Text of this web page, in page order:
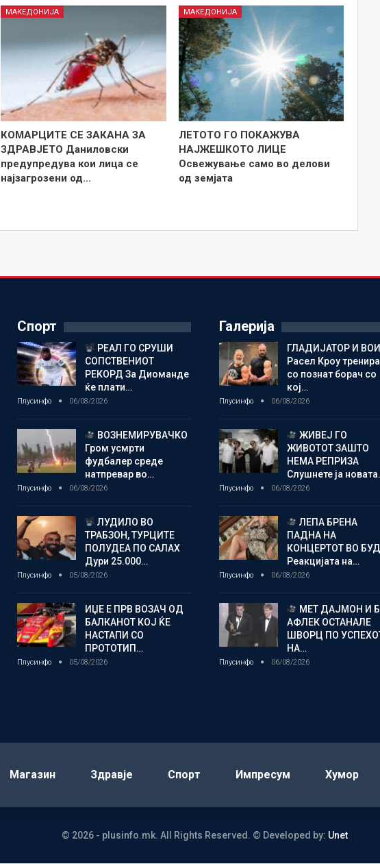
МАКЕДОНИЈА
КОМАРЦИТЕ СЕ ЗАКАНА ЗА
ЗДРАВЈЕТО Даниловски
предупредува кои лица се
најзагрозени од…
МАКЕДОНИЈА
ЛЕТОТО ГО ПОКАЖУВА
НАЈЖЕШКОТО ЛИЦE
Освежување само во делови
од земјата
Спорт
РЕАЛ ГО СРУШИ
СОПСТВЕНИОТ
РЕКОРД За Диоманде
ќе плати…
Плусинфо 06/08/2026
ВОЗНЕМИРУВАЧКО
Гром усмрти
фудбалер среде
натпревар во…
Плусинфо 06/08/2026
ЛУДИЛО ВО
ТРАБЗОН, ТУРЦИТЕ
ПОЛУДЕА ПО САЛАХ
Дури 25.000…
Плусинфо 05/08/2026
ИЏЕ Е ПРВ ВОЗАЧ ОД
БАЛКАНОТ КОЈ ЌЕ
НАСТАПИ СО
ПРОТОТИП…
Плусинфо 05/08/2026
Галерија
ГЛАДИЈАТОР И
Расел Кроу тренира
со познат борач со
кој…
Плусинфо 06/08/2026
ЖИВЕЈ ГО
ЖИВОТОТ ЗАШТО
НЕМА РЕПРИЗА
Слушнете ја
Плусинфо 06/08/2026
ЛЕПА БРЕНА
ПАДНА НА
КОНЦЕРТОТ ВО
Реакцијата на…
Плусинфо 06/08/2026
МЕТ ДАЈМОН И
АФЛЕК ОСТАНАЛЕ
ШВОРЦ ПО
НА…
Плусинфо 06/08/2026
Магазин Здравје Спорт Импресум Хумор
© 2026 - plusinfo.mk. All Rights Reserved. © Developed by: Unet